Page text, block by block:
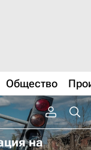
Общество
на